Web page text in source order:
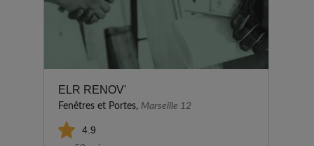
ELR RENOV'
Fenêtres et Portes, Marseille 12
4.9